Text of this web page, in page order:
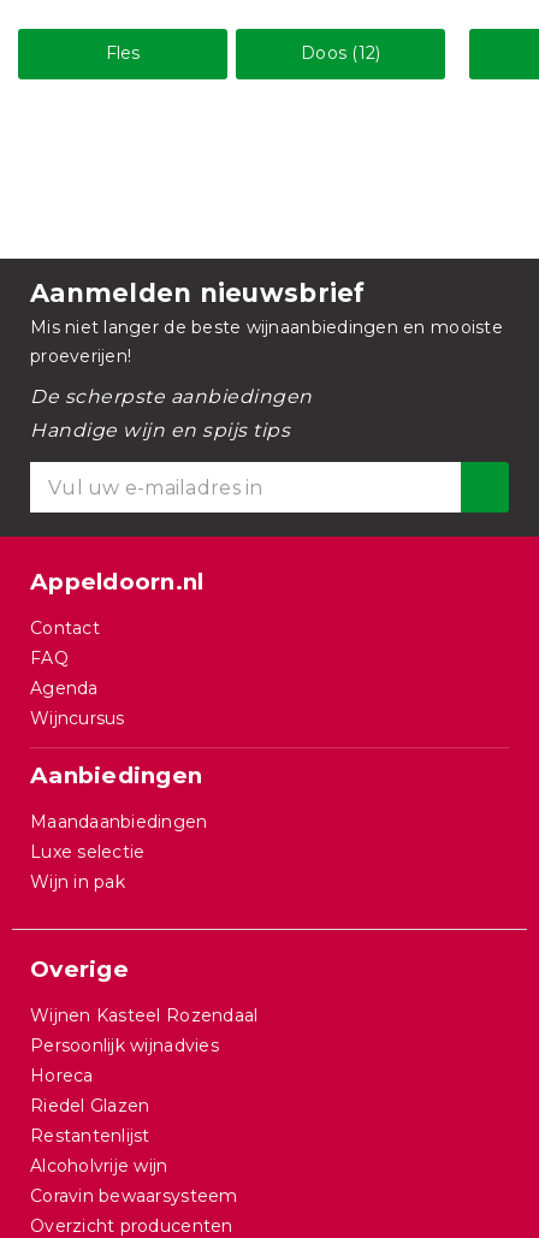
Fles Doos (12)
Aanmelden nieuwsbrief
Mis niet langer de beste wijnaanbiedingen en mooiste
proeverijen!
De scherpste aanbiedingen
Handige wijn en spijs tips
Appeldoorn.nl
Contact
FAQ
Agenda
Wijncursus
Aanbiedingen
Maandaanbiedingen
Luxe selectie
Wijn in pak
Overige
Wijnen Kasteel Rozendaal
Persoonlijk wijnadvies
Horeca
Riedel Glazen
Restantenlijst
Alcoholvrije wijn
Coravin bewaarsysteem
Overzicht producenten